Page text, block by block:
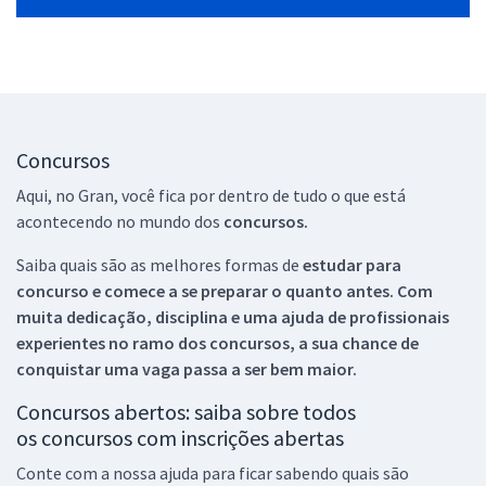
Concursos
Aqui, no Gran, você fica por dentro de tudo o que está
acontecendo no mundo dos concursos.
Saiba quais são as melhores formas de estudar para
concurso e comece a se preparar o quanto antes. Com
muita dedicação, disciplina e uma ajuda de profissionais
experientes no ramo dos concursos, a sua chance de
conquistar uma vaga passa a ser bem maior.
Concursos abertos: saiba sobre todos
os concursos com inscrições abertas
Conte com a nossa ajuda para ficar sabendo quais são